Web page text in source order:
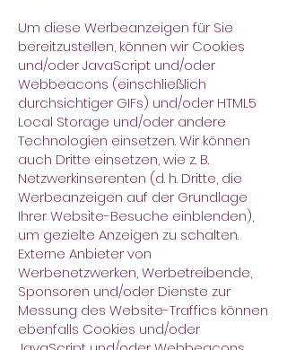
Um diese Werbeanzeigen für Sie
bereitzustellen, können wir Cookies
und/oder JavaScript und/oder
Webbeacons (einschließlich
durchsichtiger GIFs) und/oder HTML5
Local Storage und/oder andere
Technologien einsetzen. Wir können
auch Dritte einsetzen, wie z. B.
Netzwerkinserenten (d. h. Dritte, die
Werbeanzeigen auf der Grundlage
Ihrer Website-Besuche einblenden),
um gezielte Anzeigen zu schalten.
Externe Anbieter von
Werbenetzwerken, Werbetreibende,
Sponsoren und/oder Dienste zur
Messung des Website-Traffics können
ebenfalls Cookies und/oder